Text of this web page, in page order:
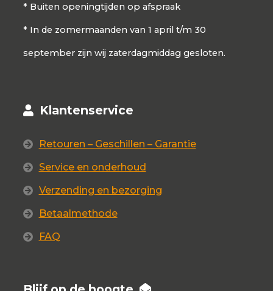
* Buiten openingtijden op afspraak
* In de zomermaanden van 1 april t/m 30
september zijn wij zaterdagmiddag gesloten.
Klantenservice
Retouren – Geschillen – Garantie
Service en onderhoud
Verzending en bezorging
Betaalmethode
FAQ